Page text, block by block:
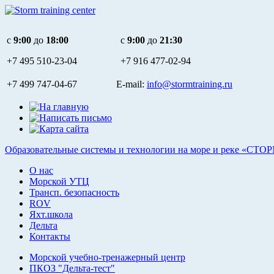
c 9:00 до 18:00
+7 495 510-23-04
c 9:00 до 21:30
+7 916 477-02-94
+7 499 747-04-67 E-mail: info@stormtraining.ru
Образовательные системы и технологии на море и реке
О нас
Морской УТЦ
Трансп. безопасность
ROV
Яхт.школа
Дельта
Контакты
Морской учебно-тренажерный центр
ПКОЗ "Дельта-тест"